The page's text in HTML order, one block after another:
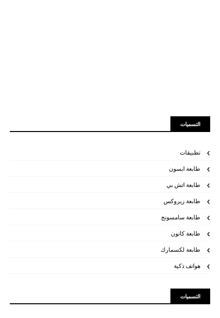
التسميات
تطبيقات
طابعة ابسون
طابعة اتش بي
طابعة زيروكس
طابعة سامسونج
طابعة كانون
طابعة لكسمارك
هواتف ذكية
التسميات